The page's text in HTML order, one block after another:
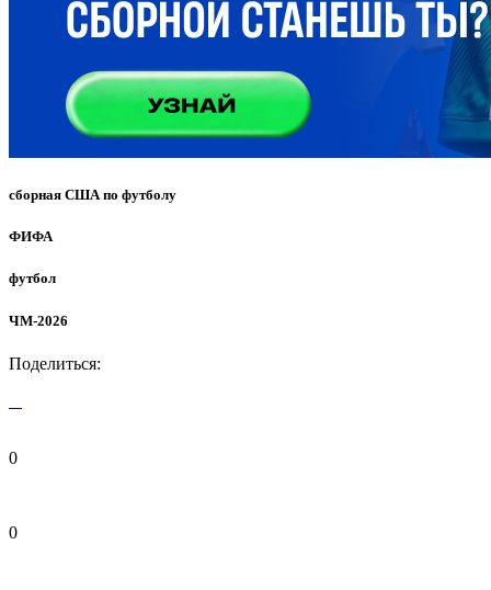
сборная США по футболу
ФИФА
футбол
ЧМ-2026
Поделиться:
0
0